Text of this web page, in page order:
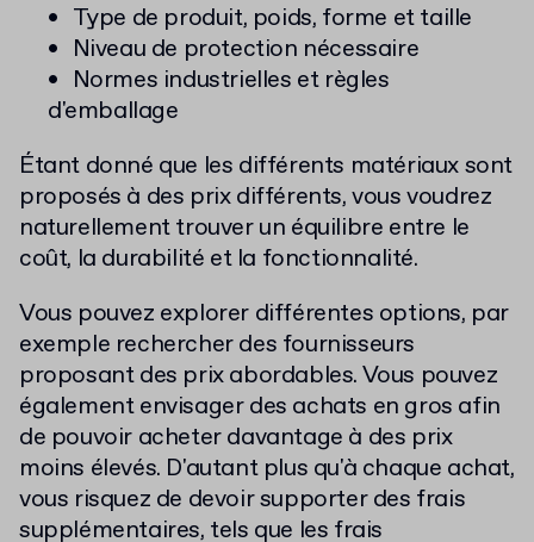
Type de produit, poids, forme et taille
Niveau de protection nécessaire
Normes industrielles et règles
d'emballage
Étant donné que les différents matériaux sont
proposés à des prix différents, vous voudrez
naturellement trouver un équilibre entre le
coût, la durabilité et la fonctionnalité.
Vous pouvez explorer différentes options, par
exemple rechercher des fournisseurs
proposant des prix abordables. Vous pouvez
également envisager des achats en gros afin
de pouvoir acheter davantage à des prix
moins élevés. D'autant plus qu'à chaque achat,
vous risquez de devoir supporter des frais
supplémentaires, tels que les frais